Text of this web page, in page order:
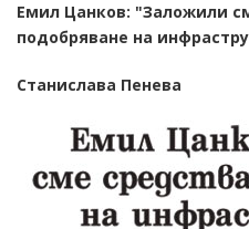
Емил Цанков: "Заложили
подобряване на
Станислава Пенева